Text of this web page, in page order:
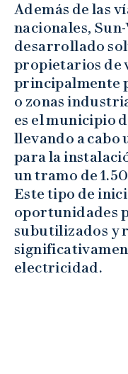
Además de las
nacionales,
desarrollado
propietarios de
principalmente
o zonas
es el municipio
llevando a cabo
para la
un tramo de
Este tipo de
oportunidades
subutilizados y
electricidad.